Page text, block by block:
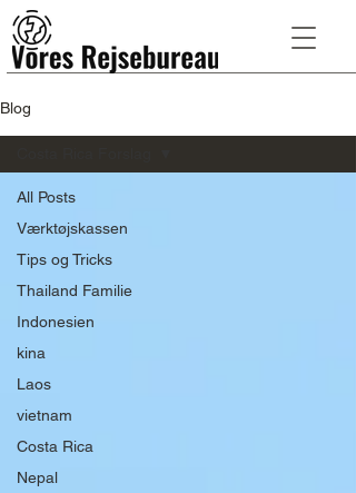
Blog
All Posts
Værktøjskassen
Tips og Tricks
Thailand Familie
Indonesien
kina
Laos
vietnam
Costa Rica
Nepal